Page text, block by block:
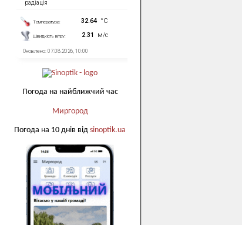
Погода на найближчий час
Миргород
Погода на 10 днів від sinoptik.ua